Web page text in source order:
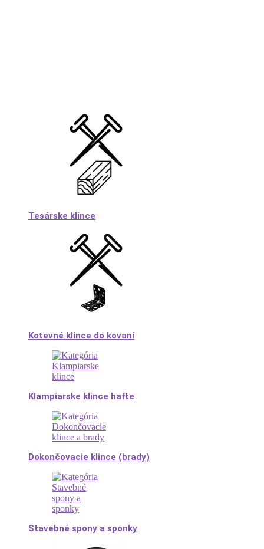
Tesárske klince
Kotevné klince do kovaní
Klampiarske klince hafte
Dokončovacie klince (brady)
Stavebné spony a sponky